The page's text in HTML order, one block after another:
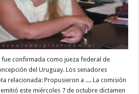
confirmada como jueza federal de
del Uruguay. Los senadores
relacionada: Propusieron a .... La comisión
este miércoles 7 de octubre dictamen